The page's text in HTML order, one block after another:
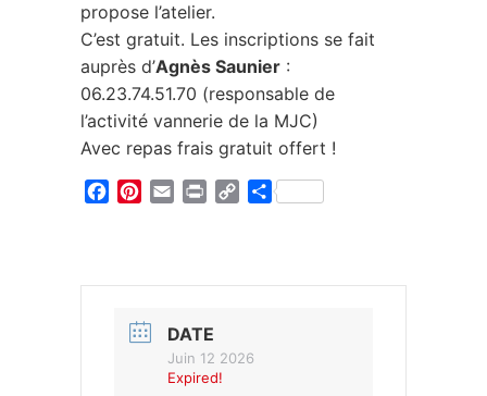
propose l’atelier.
C’est gratuit. Les inscriptions se fait
auprès d’Agnès Saunier :
06.23.74.51.70 (responsable de
l’activité vannerie de la MJC)
Avec repas frais gratuit offert !
Facebook
Pinterest
Email Print
CopyPartager
DATE
Juin 12 2026
Expired!